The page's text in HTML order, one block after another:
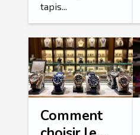
tapis...
Comment